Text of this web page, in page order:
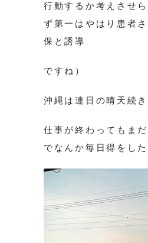
行動するか考えさせ
ず第一はやはり患者
保と誘導
ですね）
沖縄は連日の晴天続き
仕事が終わってもま
でなんか毎日得をし